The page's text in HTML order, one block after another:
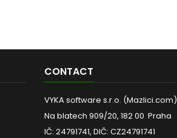
CONTACT
VYKA software s.r.o. (Mazlici.com)
Na blatech 909/20, 182 00 Praha
IČ: 24791741, DIČ: CZ24791741